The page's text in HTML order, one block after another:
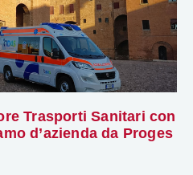
Trasporti Sanitari con
d’azienda da Proges